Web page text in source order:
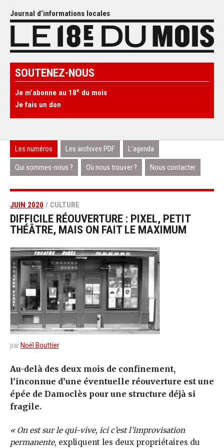
Journal d’informations locales
SOUTENEZ-NOUS
Je m’abonne au 18e du mois
Je fais un don
Les numéros Les archives PDF L’agenda
Qui sommes-nous ? Où nous trouver ? Nous contacter
JUIN 2020 / CULTURE
DIFFICILE RÉOUVERTURE : PIXEL, PETIT
THÉÂTRE, MAIS ON FAIT LE MAXIMUM
parNoël Bouttier
Au-delà des deux mois de confinement,
l’inconnue d’une éventuelle réouverture est une
épée de Damoclès pour une structure déjà si
fragile.
« On est sur le qui-vive, ici c’est l’improvisation
permanente, expliquent les deux propriétaires du